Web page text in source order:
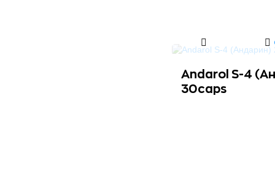
Andarol S-4
30caps